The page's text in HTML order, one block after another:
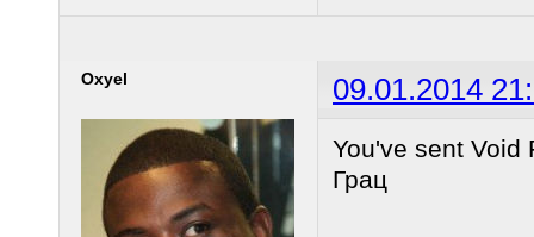
Oxyel 09.01.2014
You've sent Void
Грац